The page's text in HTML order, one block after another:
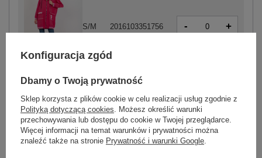
S/M 2016103351756 - +
2016103351695 -
Konfiguracja zgód
Dbamy o Twoją prywatność
Sklep korzysta z plików cookie w celu realizacji usług zgodnie z
Polityką dotyczącą cookies. Możesz określić warunki
przechowywania lub dostępu do cookie w Twojej przeglądarce.
Więcej informacji na temat warunków i prywatności można
znaleźć także na stronie Prywatność i warunki Google.